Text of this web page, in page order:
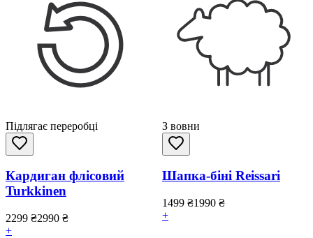
Підлягає переробці
Кардиган флісовий
Turkkinen
2299 ₴2990 ₴
+
З вовни
Шапка-біні Reissari
1499 ₴1990 ₴
+